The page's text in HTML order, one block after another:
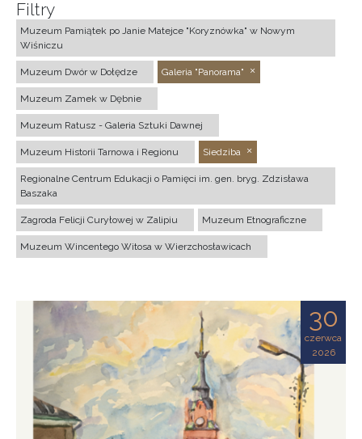
Filtry
Muzeum Pamiątek po Janie Matejce "Koryznówka" w Nowym
Wiśniczu
Muzeum Dwór w Dołędze Galeria "Panorama"
Muzeum Zamek w Dębnie
Muzeum Ratusz - Galeria Sztuki Dawnej
Muzeum Historii Tarnowa i Regionu Siedziba
Regionalne Centrum Edukacji o Pamięci im. gen. bryg. Zdzisława
Baszaka
Zagroda Felicji Curyłowej w Zalipiu Muzeum Etnograficzne
Muzeum Wincentego Witosa w Wierzchosławicach
30
czerwca
2026